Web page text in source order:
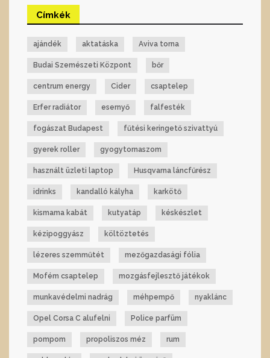
Címkék
ajándék aktatáska Aviva torna
Budai Szemészeti Központ bőr
centrum energy Cider csaptelep
Erfer radiátor esernyő falfesték
fogászat Budapest fűtési keringető szivattyú
gyerek roller gyogytornaszom
használt üzleti laptop Husqvarna láncfűrész
idrinks kandalló kályha karkötő
kismama kabát kutyatáp késkészlet
kézipoggyász költöztetés
lézeres szemműtét mezőgazdasági fólia
Mofém csaptelep mozgásfejlesztő játékok
munkavédelmi nadrág méhpempő nyaklánc
Opel Corsa C alufelni Police parfüm
pompom propoliszos méz rum